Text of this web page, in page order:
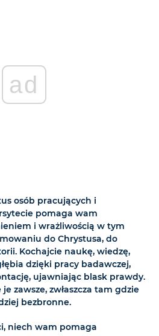
ad
osób pracujących i
pomaga wam
i wrażliwością w tym
do Chrystusa, do
Kochajcie naukę, wiedzę,
dzięki pracy badawczej,
ujawniając blask prawdy.
zawsze, zwłaszcza tam gdzie
bezbronne.
niech wam pomaga